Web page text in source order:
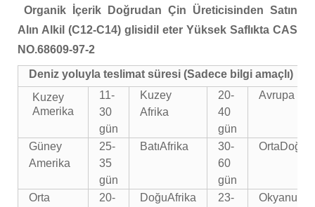
Organik İçerik Doğrudan Çin Üreticisinden Satın
Alın Alkil (C12-C14) glisidil eter Yüksek Saflıkta CAS
NO.68609-97-2
Deniz yoluyla teslimat süresi (Sadece bilgi amaçlı)
Kuzey
Amerika
11-
30
gün
Kuzey
Afrika
20-
40
gün
Avrupa
Güney
Amerika
25-
35
gün
BatıAfrika
30-
60
gün
OrtaDoğu
Orta
20-
DoğuAfrika
23-
Okyanusya